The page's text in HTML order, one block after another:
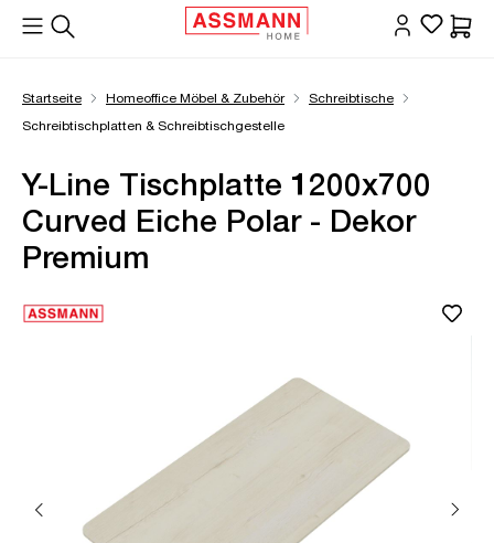
springen
Startseite Homeoffice Möbel & Zubehör
Schreibtische
Schreibtischplatten & Schreibtischgestelle
Y-Line Tischplatte 1200x700
Curved Eiche Polar - Dekor
Premium